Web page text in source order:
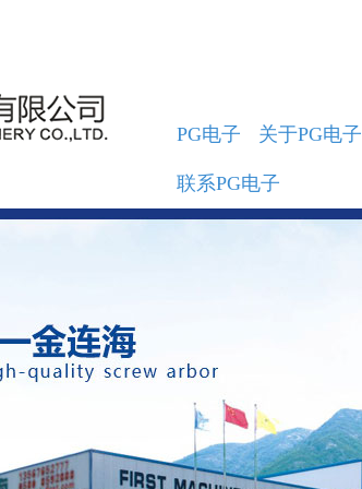
PG电子 关于PG电子
联系PG电子